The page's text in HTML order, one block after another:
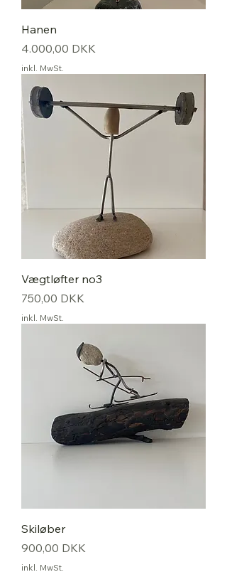
Hanen
Preis
4.000,00 DKK
inkl. MwSt.
Vægtløfter no3
Preis
750,00 DKK
inkl. MwSt.
Skiløber
Preis
900,00 DKK
inkl. MwSt.